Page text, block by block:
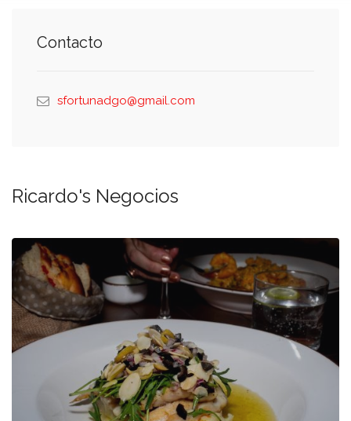
Contacto
sfortunadgo@gmail.com
Ricardo's Negocios